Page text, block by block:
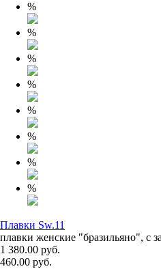
%
%
%
%
%
%
%
%
Плавки Sw.11
плавки женские "бразильяно", с
1 380.00 руб.
460.00 руб.